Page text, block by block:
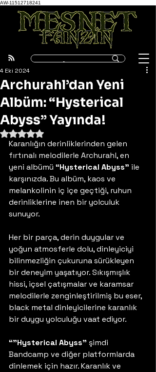
AW-11512718241
Archurahl’dan Yeni
Albüm: “Hysterical
Abyss” Yayında!
4 Eki 2024
5 üzerinden NaN yıldız
Karanlığın derinliklerinden gelen
fırtınalı melodilerle Archurahl, en
yeni albümü “Hysterical Abyss” ile
karşınızda. Bu albüm, kaos ve
melankolinin iç içe geçtiği, ruhun
derinliklerine inen bir yolculuk
sunuyor.
Her bir parça, derin duygular ve
yoğun atmosferle dolu, dinleyiciyi
bilinmezliğin çukuruna sürükleyen
bir deneyim yaşatıyor. Sıkışmışlık
hissi, içsel çatışmalar ve karamsar
melodilerle zenginleştirilmiş bu eser,
black metal dinleyicilerine karanlık
bir duygu yolculuğu vaat ediyor.
“”Hysterical Abyss” şimdi
Bandcamp ve diğer platformlarda
dinlemek için hazır. Karanlık ve